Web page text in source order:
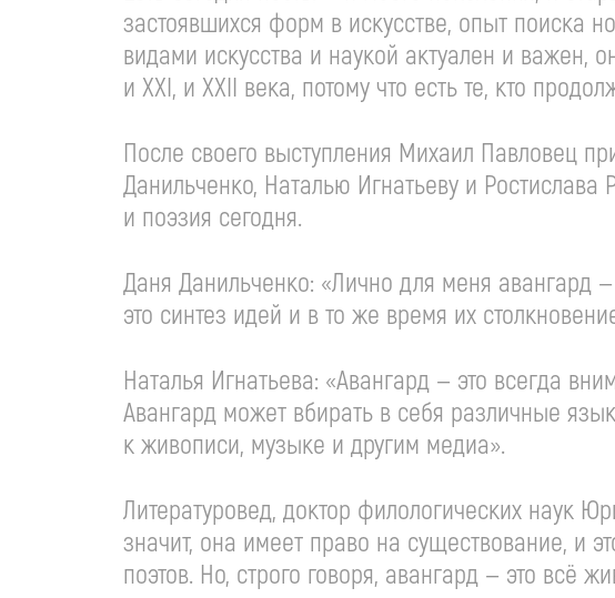
застоявшихся форм в искусстве, опыт поиска
видами искусства и наукой актуален и
и XXI, и XXII века, потому что есть те, кто
После своего выступления Михаил Павловец
Данильченко, Наталью Игнатьеву и
и поэзия сегодня.
Даня Данильченко: «Лично для меня авангард
это синтез идей и в то же время их
Наталья Игнатьева: «Авангард — это всегда
Авангард может вбирать в себя различные
к живописи, музыке и другим медиа».
Литературовед, доктор филологических наук
значит, она имеет право на существование, и
поэтов. Но, строго говоря, авангард — это всё